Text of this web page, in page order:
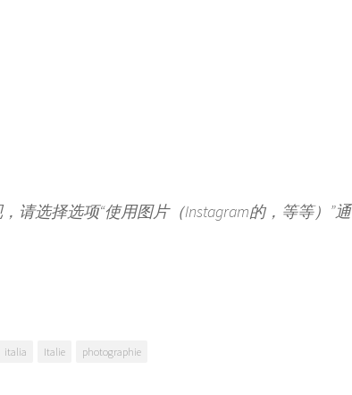
，请选择选项“使用图片（Instagram的，等等）”通
italia Italie photographie